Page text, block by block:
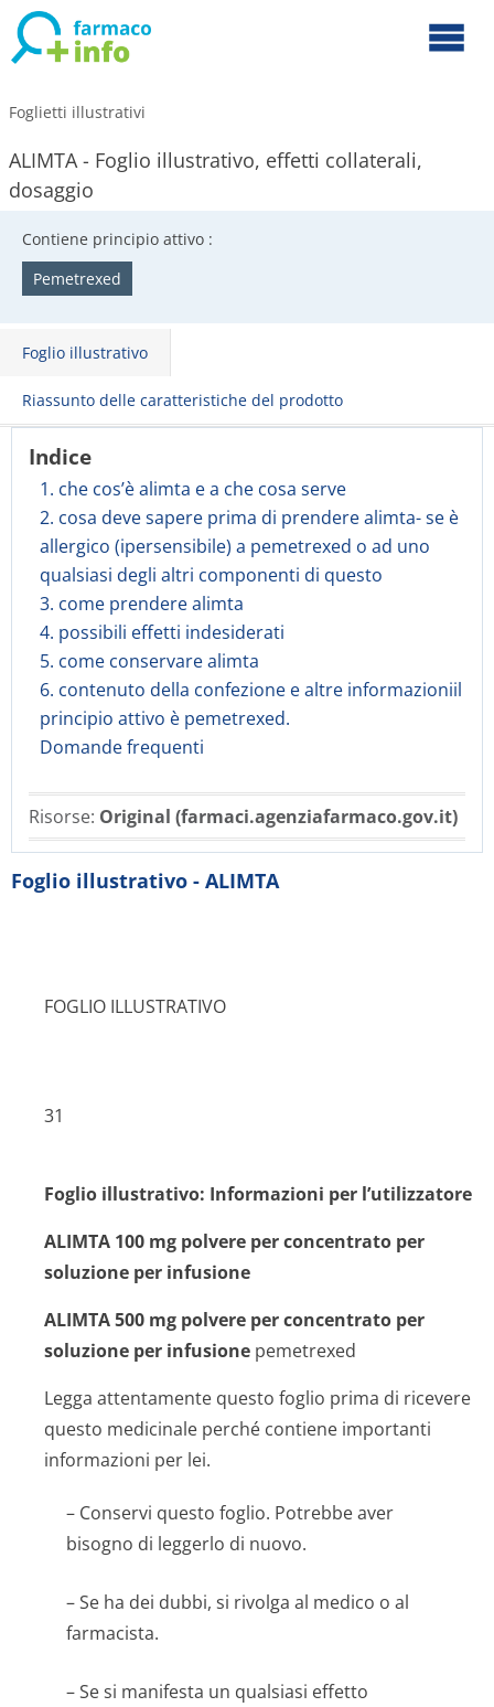
Foglietti illustrativi
ALIMTA - Foglio illustrativo, effetti collaterali,
dosaggio
Contiene principio attivo :
Pemetrexed
Foglio illustrativo
Riassunto delle caratteristiche del prodotto
Indice
1. che cos’è alimta e a che cosa serve
2. cosa deve sapere prima di prendere alimta- se è
allergico (ipersensibile) a pemetrexed o ad uno
qualsiasi degli altri componenti di questo
3. come prendere alimta
4. possibili effetti indesiderati
5. come conservare alimta
6. contenuto della confezione e altre informazioniil
principio attivo è pemetrexed.
Domande frequenti
Risorse: Original (farmaci.agenziafarmaco.gov.it)
Foglio illustrativo - ALIMTA
FOGLIO ILLUSTRATIVO
31
Foglio illustrativo: Informazioni per l’utilizzatore
ALIMTA 100 mg polvere per concentrato per
soluzione per infusione
ALIMTA 500 mg polvere per concentrato per
soluzione per infusione pemetrexed
Legga attentamente questo foglio prima di ricevere
questo medicinale perché contiene importanti
informazioni per lei.
– Conservi questo foglio. Potrebbe aver
bisogno di leggerlo di nuovo.
– Se ha dei dubbi, si rivolga al medico o al
farmacista.
– Se si manifesta un qualsiasi effetto